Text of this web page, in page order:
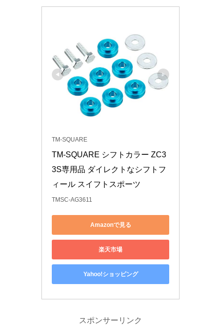
TM-SQUARE
TM-SQUARE シフトカラー ZC3
3S専用品 ダイレクトなシフトフ
ィール スイフトスポーツ
TMSC-AG3611
Amazonで見る
楽天市場
Yahoo!ショッピング
スポンサーリンク